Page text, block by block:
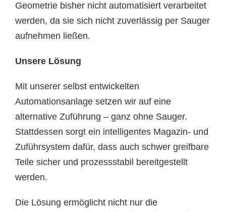
Geometrie bisher nicht automatisiert verarbeitet
werden, da sie sich nicht zuverlässig per Sauger
aufnehmen ließen.
Unsere Lösung
Mit unserer selbst entwickelten
Automationsanlage setzen wir auf eine
alternative Zuführung – ganz ohne Sauger.
Stattdessen sorgt ein intelligentes Magazin- und
Zuführsystem dafür, dass auch schwer greifbare
Teile sicher und prozessstabil bereitgestellt
werden.
Die Lösung ermöglicht nicht nur die